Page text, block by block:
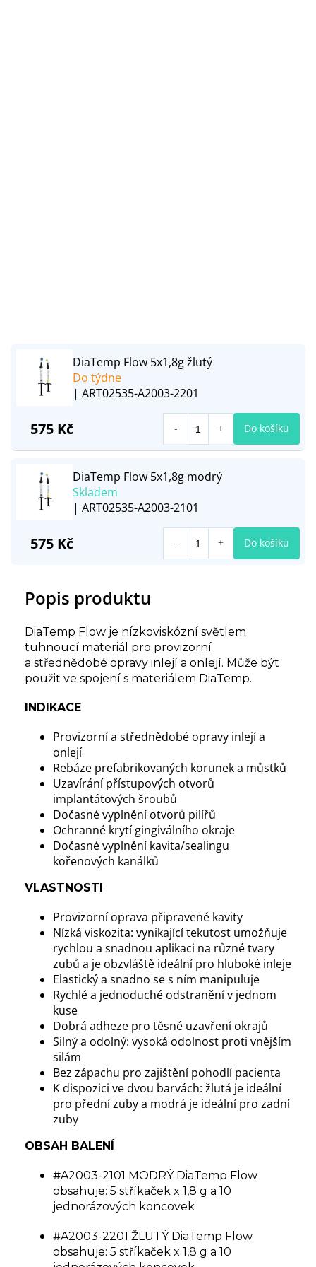
Popis produktu
DiaTemp Flow je nízkoviskózní světlem
tuhnoucí materiál pro provizorní
a střednědobé opravy inlejí a onlejí. Může být
použit ve spojení s materiálem DiaTemp.
INDIKACE
Provizorní a střednědobé opravy inlejí a
onlejí
Rebáze prefabrikovaných korunek a můstků
Uzavírání přístupových otvorů
implantátových šroubů
Dočasné vyplnění otvorů pilířů
Ochranné krytí gingiválního okraje
Dočasné vyplnění kavita/sealingu
kořenových kanálků
VLASTNOSTI
Provizorní oprava připravené kavity
Nízká viskozita: vynikající tekutost umožňuje
rychlou a snadnou aplikaci na různé tvary
zubů a je obzvláště ideální pro hluboké inleje
Elastický a snadno se s ním manipuluje
Rychlé a jednoduché odstranění v jednom
kuse
Dobrá adheze pro těsné uzavření okrajů
Silný a odolný: vysoká odolnost proti vnějším
silám
Bez zápachu pro zajištění pohodlí pacienta
K dispozici ve dvou barvách: žlutá je ideální
pro přední zuby a modrá je ideální pro zadní
zuby
OBSAH BALENÍ
#A2003-2101 MODRÝ DiaTemp Flow
obsahuje: 5 stříkaček x 1,8 g a 10
jednorázových koncovek
#A2003-2201 ŽLUTÝ DiaTemp Flow
obsahuje: 5 stříkaček x 1,8 g a 10
DiaTemp Flow 5x1,8g žlutý
Do týdne
| ART02535-A2003-2201
575 Kč Do košíku
DiaTemp Flow 5x1,8g modrý
Skladem
| ART02535-A2003-2101
575 Kč Do košíku